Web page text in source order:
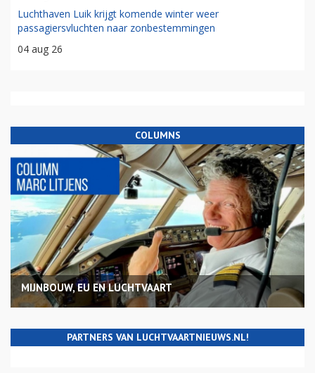
Luchthaven Luik krijgt komende winter weer
passagiersvluchten naar zonbestemmingen
04 aug 26
COLUMNS
MIJNBOUW, EU EN LUCHTVAART
PARTNERS VAN LUCHTVAARTNIEUWS.NL!